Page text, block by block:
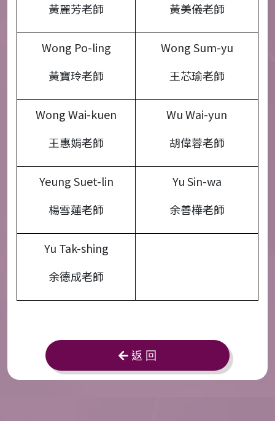
黃麗芳老師
黃美儀老師
Wong Po-ling
黃寶玲老師
Wong Sum-yu
王芯瑜老師
Wong Wai-kuen
王惠娟老師
Wu Wai-yun
胡偉蓉老師
Yeung Suet-lin
楊雪蓮老師
Yu Sin-wa
余善樺老師
Yu Tak-shing
余德成老師
返 回